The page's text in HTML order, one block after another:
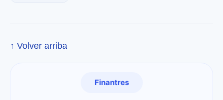
↑ Volver arriba
Finantres